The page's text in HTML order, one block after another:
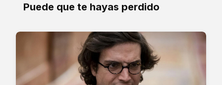
Puede que te hayas perdido